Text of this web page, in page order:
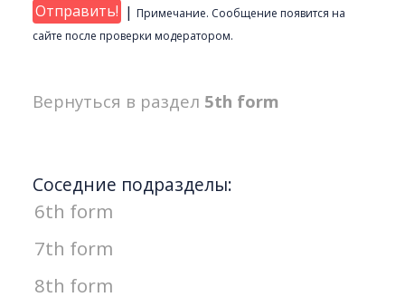
| Примечание. Сообщение появится на
сайте после проверки модератором.
Вернуться в раздел 5th form
Соседние подразделы:
6th form
7th form
8th form